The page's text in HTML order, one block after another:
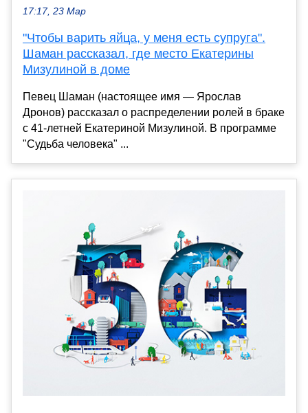
17:17, 23 Мар
"Чтобы варить яйца, у меня есть супруга".
Шаман рассказал, где место Екатерины
Мизулиной в доме
Певец Шаман (настоящее имя — Ярослав
Дронов) рассказал о распределении ролей в браке
с 41-летней Екатериной Мизулиной. В программе
"Судьба человека" ...